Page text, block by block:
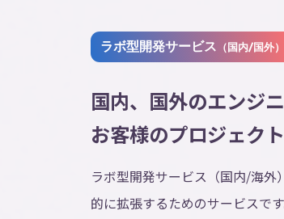
ラボ型開発サービス （国内/国外）
国内、国外のエンジ
お客様のプロジェク
ラボ型開発サービス（国内/海外
的に拡張するためのサービスで